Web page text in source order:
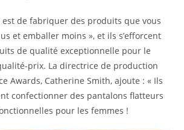
est de fabriquer des produits que vous
et emballer moins », et ils s’efforcent
de qualité exceptionnelle pour le
prix. La directrice de production
Awards, Catherine Smith, ajoute : « Ils
confectionner des pantalons flatteurs
pour les femmes !